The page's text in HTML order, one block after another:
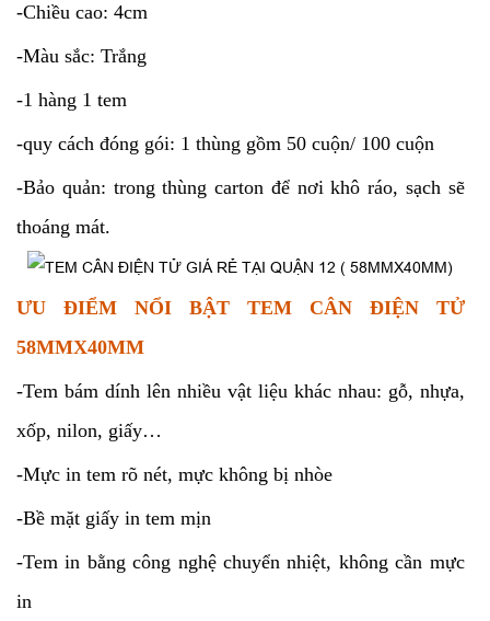
-Chiều cao: 4cm
-Màu sắc: Trắng
-1 hàng 1 tem
-quy cách đóng gói: 1 thùng gồm 50 cuộn/ 100 cuộn
-Bảo quản: trong thùng carton để nơi khô ráo, sạch sẽ
thoáng mát.
ƯU ĐIỂM NỔI BẬT TEM CÂN ĐIỆN TỬ
58MMX40MM
-Tem bám dính lên nhiều vật liệu khác nhau: gỗ, nhựa,
xốp, nilon, giấy…
-Mực in tem rõ nét, mực không bị nhòe
-Bề mặt giấy in tem mịn
-Tem in bằng công nghệ chuyển nhiệt, không cần mực
in